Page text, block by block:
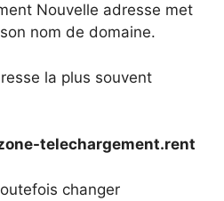
Nouvelle adresse met
nom de domaine.
la plus souvent
telechargement.rent
changer